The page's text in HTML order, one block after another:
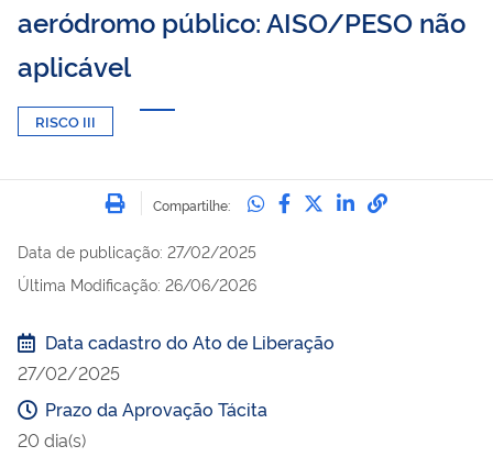
aeródromo público: AISO/PESO não
aplicável
RISCO III
Imprimir
Compartilhe: Compartilhe no
Compartilhe no
Compartilhe no
Compartilhe
Data de publicação: 27/02/2025
Última Modificação: 26/06/2026
Data cadastro do Ato de Liberação
27/02/2025
Prazo da Aprovação Tácita
20 dia(s)